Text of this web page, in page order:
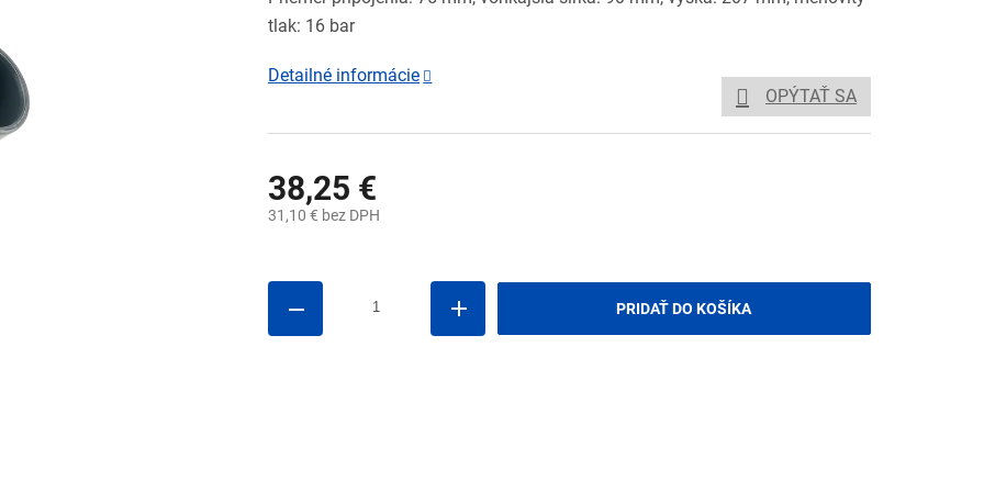
38,25 €
31,10 € bez DPH
PRIDAŤ DO KOŠÍKA
tlak: 16 bar
Detailné informácie
OPÝTAŤ SA